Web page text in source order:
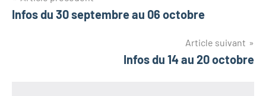
de
Infos du 30 septembre au 06 octobre
Article suivant
Infos du 14 au 20 octobre